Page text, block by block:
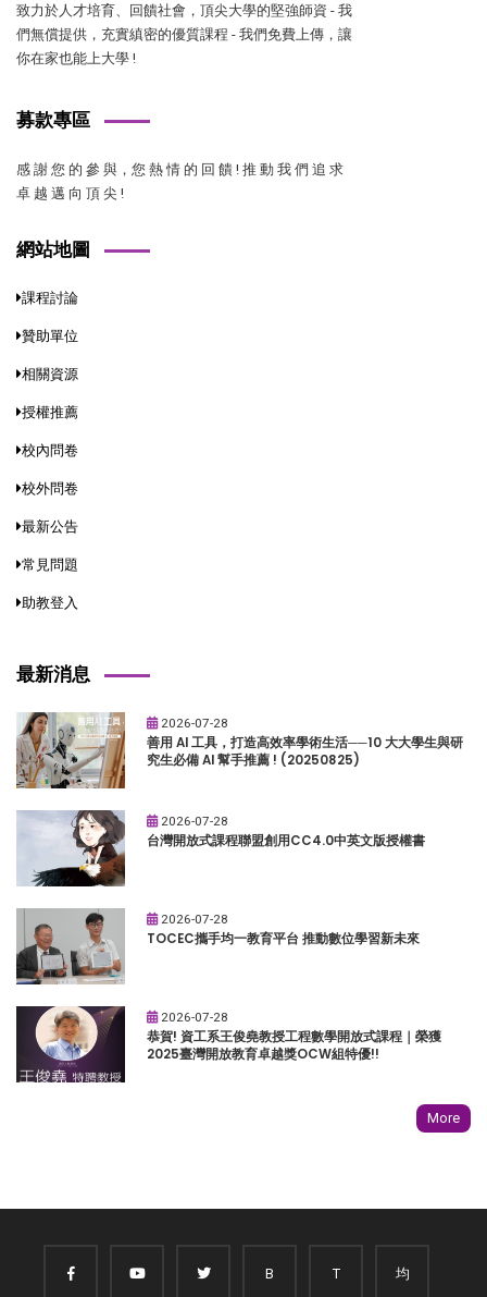
致力於人才培育、回饋社會，頂尖大學的堅強師資 - 我
們無償提供，充實縝密的優質課程 - 我們免費上傳，讓
你在家也能上大學 !
募款專區
感 謝 您 的 參 與，您 熱 情 的 回 饋 ! 推 動 我 們 追 求
卓 越 邁 向 頂 尖 !
網站地圖
課程討論
贊助單位
相關資源
授權推薦
校內問卷
校外問卷
最新公告
常見問題
助教登入
最新消息
2026-07-28
善用 AI 工具，打造高效率學術生活──10 大大學生與研
究生必備 AI 幫手推薦 ! (20250825)
2026-07-28
台灣開放式課程聯盟創用CC4.0中英文版授權書
2026-07-28
TOCEC攜手均一教育平台 推動數位學習新未來
2026-07-28
恭賀! 資工系王俊堯教授工程數學開放式課程｜榮獲
2025臺灣開放教育卓越獎OCW組特優!!
More
B T 均